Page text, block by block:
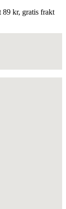
89 kr, gratis frakt